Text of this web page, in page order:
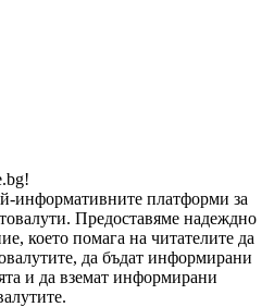
информативните платформи за
Предоставяме надеждно
което помага на читателите да
да бъдат информирани
и да вземат информирани